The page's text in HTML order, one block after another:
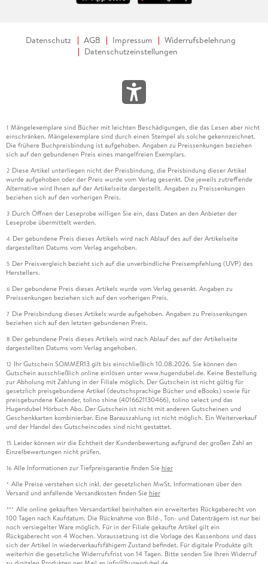
Datenschutz AGB Impressum
Widerrufsbelehrung
Datenschutzeinstellungen
1 Mängelexemplare sind Bücher mit leichten Beschädigungen, die das Lesen aber nicht
einschränken. Mängelexemplare sind durch einen Stempel als solche gekennzeichnet.
Die frühere Buchpreisbindung ist aufgehoben. Angaben zu Preissenkungen beziehen
sich auf den gebundenen Preis eines mangelfreien Exemplars.
2 Diese Artikel unterliegen nicht der Preisbindung, die Preisbindung dieser Artikel
wurde aufgehoben oder der Preis wurde vom Verlag gesenkt. Die jeweils zutreffende
Alternative wird Ihnen auf der Artikelseite dargestellt. Angaben zu Preissenkungen
beziehen sich auf den vorherigen Preis.
3 Durch Öffnen der Leseprobe willigen Sie ein, dass Daten an den Anbieter der
Leseprobe übermittelt werden.
4 Der gebundene Preis dieses Artikels wird nach Ablauf des auf der Artikelseite
dargestellten Datums vom Verlag angehoben.
5 Der Preisvergleich bezieht sich auf die unverbindliche Preisempfehlung (UVP) des
Herstellers.
6 Der gebundene Preis dieses Artikels wurde vom Verlag gesenkt. Angaben zu
Preissenkungen beziehen sich auf den vorherigen Preis.
7 Die Preisbindung dieses Artikels wurde aufgehoben. Angaben zu Preissenkungen
beziehen sich auf den letzten gebundenen Preis.
8 Der gebundene Preis dieses Artikels wird nach Ablauf des auf der Artikelseite
dargestellten Datums vom Verlag angehoben.
12 Ihr Gutschein SOMMER13 gilt bis einschließlich 10.08.2026. Sie können den
Gutschein ausschließlich online einlösen unter www.hugendubel.de. Keine Bestellung
zur Abholung mit Zahlung in der Filiale möglich. Der Gutschein ist nicht gültig für
gesetzlich preisgebundene Artikel (deutschsprachige Bücher und eBooks) sowie für
preisgebundene Kalender, tolino shine (4016621130466), tolino select und das
Hugendubel Hörbuch Abo. Der Gutschein ist nicht mit anderen Gutscheinen und
Geschenkkarten kombinierbar. Eine Barauszahlung ist nicht möglich. Ein Weiterverkauf
und der Handel des Gutscheincodes sind nicht gestattet.
15 Leider können wir die Echtheit der Kundenbewertung aufgrund der großen Zahl an
Einzelbewertungen nicht prüfen.
16 Alle Informationen zur Tiefpreisgarantie finden Sie hier
* Alle Preise verstehen sich inkl. der gesetzlichen MwSt. Informationen über den
Versand und anfallende Versandkosten finden Sie hier
*** Alle online gekauften Versandartikel beinhalten ein erweitertes Rückgaberecht von
100 Tagen nach Kaufdatum. Die Rücknahme von Bild-, Ton- und Datenträgern ist nur bei
noch versiegelter Ware möglich. Für in der Filiale gekaufte Artikel gilt ein
Rückgaberecht von 4 Wochen. Voraussetzung ist die Vorlage des Kassenbons und dass
sich der Artikel in wiederverkaufsfähigem Zustand befindet. Für digitale Produkte gilt
weiterhin die gesetzliche Widerrufsfrist von 14 Tagen. Bitte senden Sie Ihren Widerruf